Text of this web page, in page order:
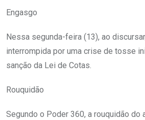
Engasgo
Nessa segunda-feira (13), ao
interrompida por uma crise de tosse
sanção da Lei de Cotas.
Rouquidão
Segundo o Poder 360, a rouquidão do